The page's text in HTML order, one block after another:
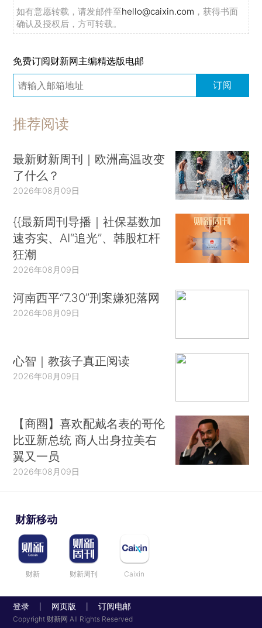
如有意愿转载，请发邮件至hello@caixin.com ，获得书面
确认及授权后，方可转载。
免费订阅财新网主编精选版电邮
订阅
推荐阅读
最新财新周刊｜欧洲高温改变
了什么？
2026年08月09日
{{最新周刊导播｜社保基数加
速夯实、AI“追光”、韩股杠杆
狂潮
2026年08月09日
河南西平“7.30”刑案嫌犯落网
2026年08月09日
心智｜教孩子真正阅读
2026年08月09日
【商圈】喜欢配戴名表的哥伦
比亚新总统 商人出身拉美右
翼又一员
2026年08月09日
财新移动
财新 财新周刊 Caixin
登录 网页版 订阅电邮
Copyright 财新网 All Rights Reserved